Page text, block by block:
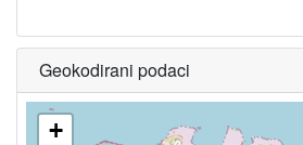
Geokodirani podaci
+